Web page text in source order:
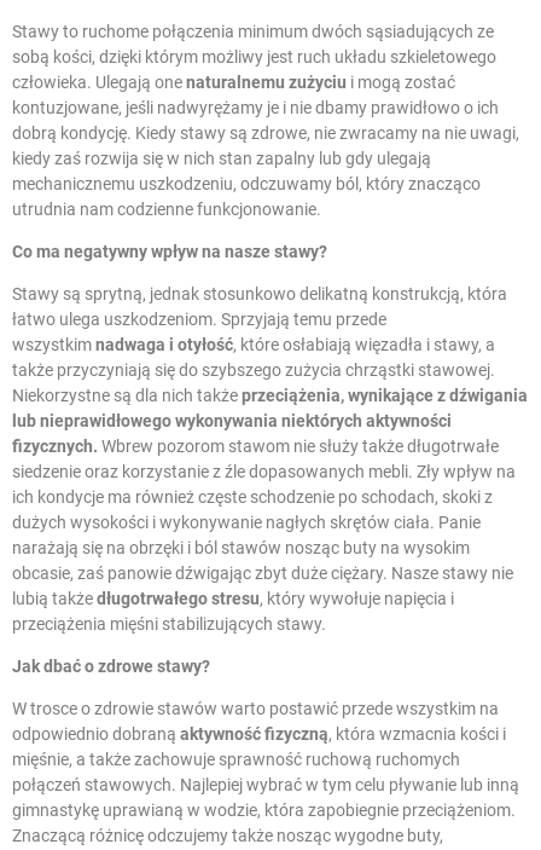
Stawy to ruchome połączenia minimum dwóch sąsiadujących ze
sobą kości, dzięki którym możliwy jest ruch układu szkieletowego
człowieka. Ulegają onenaturalnemu zużyciu i mogą zostać
kontuzjowane, jeśli nadwyrężamy je i nie dbamy prawidłowo o ich
dobrą kondycję. Kiedy stawy są zdrowe, nie zwracamy na nie uwagi,
kiedy zaś rozwija się w nich stan zapalny lub gdy ulegają
mechanicznemu uszkodzeniu, odczuwamy ból, który znacząco
utrudnia nam codzienne funkcjonowanie.
Co ma negatywny wpływ na nasze stawy?
Stawy są sprytną, jednak stosunkowo delikatną konstrukcją, która
łatwo ulega uszkodzeniom. Sprzyjają temu przede
wszystkimnadwaga i otyłość, które osłabiają więzadła i stawy, a
także przyczyniają się do szybszego zużycia chrząstki stawowej.
Niekorzystne są dla nich takżeprzeciążenia, wynikające z dźwigania
lub nieprawidłowego wykonywania niektórych aktywności
fizycznych. Wbrew pozorom stawom nie służy także długotrwałe
siedzenie oraz korzystanie z źle dopasowanych mebli. Zły wpływ na
ich kondycje ma również częste schodzenie po schodach, skoki z
dużych wysokości i wykonywanie nagłych skrętów ciała. Panie
narażają się na obrzęki i ból stawów nosząc buty na wysokim
obcasie, zaś panowie dźwigając zbyt duże ciężary. Nasze stawy nie
lubią takżedługotrwałego stresu, który wywołuje napięcia i
przeciążenia mięśni stabilizujących stawy.
Jak dbać o zdrowe stawy?
W trosce o zdrowie stawów warto postawić przede wszystkim na
odpowiednio dobraną aktywność fizyczną, która wzmacnia kości i
mięśnie, a także zachowuje sprawność ruchową ruchomych
połączeń stawowych. Najlepiej wybrać w tym celu pływanie lub inną
gimnastykę uprawianą w wodzie, która zapobiegnie przeciążeniom.
Znaczącą różnicę odczujemy także nosząc wygodne buty,